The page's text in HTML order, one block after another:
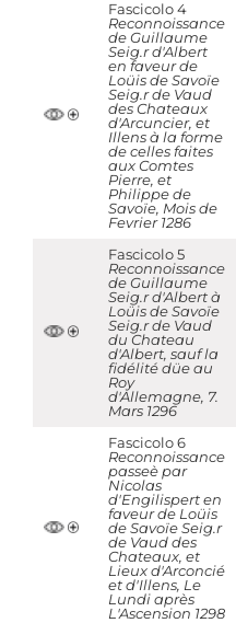
Fascicolo 4
Reconnoissance
de Guillaume
Seig.r d'Albert
en faveur de
Loüis de Savoïe
Seig.r de Vaud
des Chateaux
d'Arcuncier, et
Illens à la forme
de celles faites
aux Comtes
Pierre, et
Philippe de
Savoïe, Mois de
Fevrier 1286
Fascicolo 5
Reconnoissance
de Guillaume
Seig.r d'Albert à
Loüis de Savoïe
Seig.r de Vaud
du Chateau
d'Albert, sauf la
fidélité düe au
Roy
d'Allemagne, 7.
Mars 1296
Fascicolo 6
Reconnoissance
passeè par
Nicolas
d'Engilispert en
faveur de Loüis
de Savoïe Seig.r
de Vaud des
Chateaux, et
Lieux d'Arconcié
et d'Illens, Le
Lundi après
L'Ascension 1298